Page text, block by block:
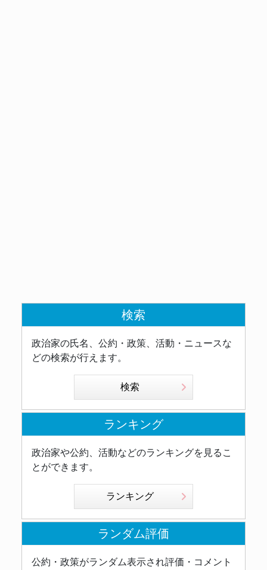
検索
政治家の氏名、公約・政策、活動・ニュースな
どの検索が行えます。
検索
ランキング
政治家や公約、活動などのランキングを見るこ
とができます。
ランキング
ランダム評価
公約・政策がランダム表示され評価・コメント